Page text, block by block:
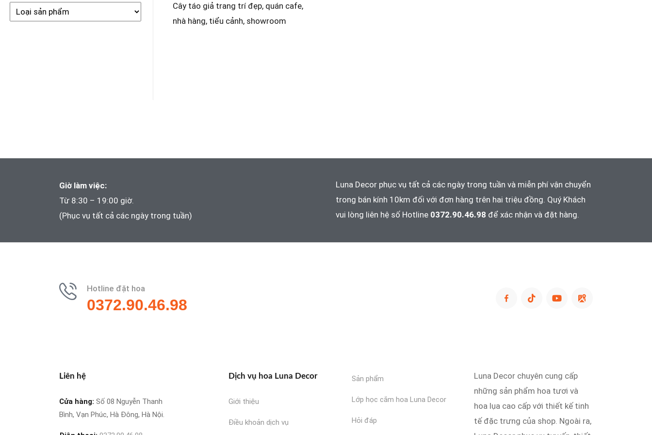
Cây táo giả trang trí đẹp, quán cafe,
nhà hàng, tiểu cảnh, showroom
Giờ làm việc:
Từ 8:30 – 19:00 giờ.
(Phục vụ tất cả các ngày trong tuần)
Luna Decor phục vụ tất cả các ngày trong tuần và miễn phí vận chuyển
trong bán kính 10km đối với đơn hàng trên hai triệu đồng. Quý Khách
vui lòng liên hệ số Hotline 0372.90.46.98 để xác nhận và đặt hàng.
Hotline đặt hoa
0372.90.46.98
Liên hệ
Cửa hàng: Số 08 Nguyễn Thanh
Bình, Vạn Phúc, Hà Đông, Hà Nội.
Dịch vụ hoa Luna Decor
Giới thiệu
Điều khoản dịch vụ
Sản phẩm
Lớp học cắm hoa Luna Decor
Hỏi đáp
Luna Decor chuyên cung cấp
những sản phẩm hoa tươi và
hoa lụa cao cấp với thiết kế tinh
tế đặc trưng của shop. Ngoài ra,